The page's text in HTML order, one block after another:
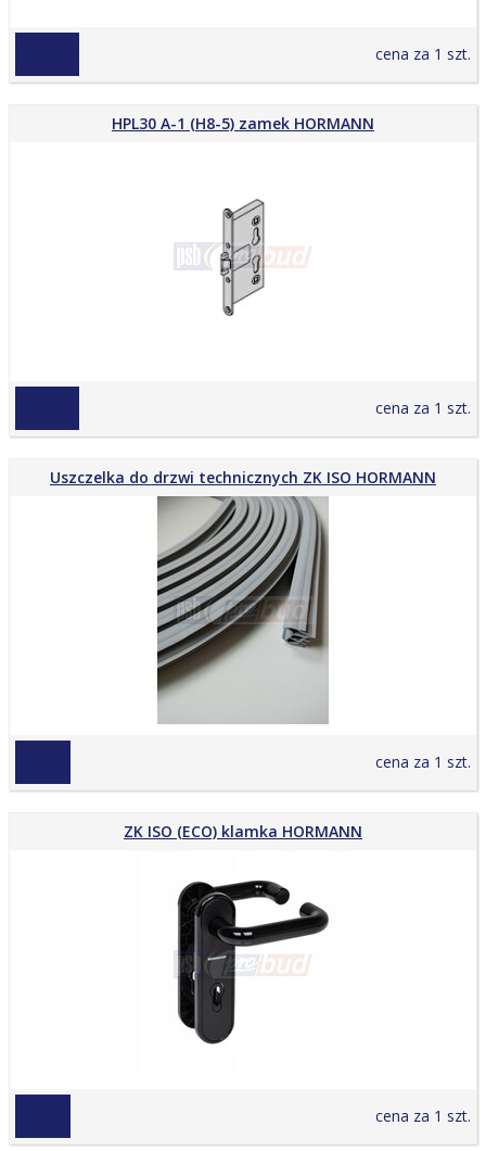
cena za 1 szt.
HPL30 A-1 (H8-5) zamek HORMANN
cena za 1 szt.
Uszczelka do drzwi technicznych ZK ISO HORMANN
cena za 1 szt.
ZK ISO (ECO) klamka HORMANN
cena za 1 szt.